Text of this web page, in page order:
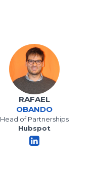
RAFAEL
OBANDO
Head of Partnerships
Hubspot